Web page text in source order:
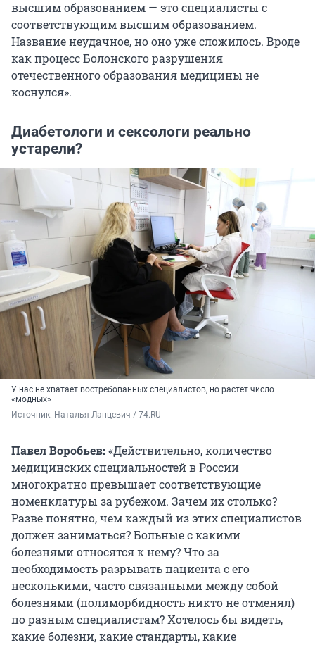
высшим образованием — это специалисты с
соответствующим высшим образованием.
Название неудачное, но оно уже сложилось. Вроде
как процесс Болонского разрушения
отечественного образования медицины не
коснулся».
Диабетологи и сексологи реально
устарели?
У нас не хватает востребованных специалистов, но растет число
«модных»
Источник: Наталья Лапцевич / 74.RU
Павел Воробьев: «Действительно, количество
медицинских специальностей в России
многократно превышает соответствующие
номенклатуры за рубежом. Зачем их столько?
Разве понятно, чем каждый из этих специалистов
должен заниматься? Больные с какими
болезнями относятся к нему? Что за
необходимость разрывать пациента с его
несколькими, часто связанными между собой
болезнями (полиморбидность никто не отменял)
по разным специалистам? Хотелось бы видеть,
какие болезни, какие стандарты, какие